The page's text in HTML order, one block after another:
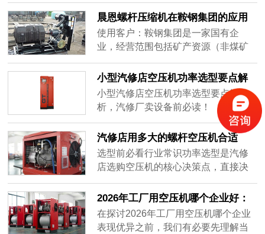
洲、东南亚、中东及非洲，依托海外
合资公司和欧美办事处，进行全球化
的战略经营，铸就晨恩的国内外品牌
地位。晨恩本着“科技无限共启梦想”的
使命，实现客户、合作商、员工及供
应商共赢发展，致力于建设一个持续
进步，基业长青的工业世界。
矿；矿物洗选加工；煤炭开采；煤炭
洗选；固体废物治理；通用设备制造
等。使用晨恩的产品有：CN181-0T有
油螺杆空压机客户评价：轨道交通行
量需求都较大，最怕气量大后会出现
断层现象......
晨恩螺杆压缩机在鞍钢集团的应用
使用客户：鞍钢集团是一家国有企
业，经营范围包括矿产资源（非煤矿
炭开采；煤炭洗选；固体废物治理；
通用设备制造等。使用晨恩的产品
有：CN181-0T有油螺杆空压机客户评
价：轨道交通行业中能使用到压缩空
气的，大多用气量需求都较大，最怕
气量大后会出现断层现象，这个时候
我们对恒压稳定的供气就特别看中
了，晨恩的CN181-0T有油螺杆空压机
可以实现恒压供气，一级能效，节约
了大量生产成本，质量可靠有保证，
气站节能绿色环保，满足国家节能减
排相关规定，并且产品性价比高。同
小型汽修店空压机功率选型要点解
析
小型汽修店空压机功率选型要点解
析，汽修厂卖设备前必读！
汽修店用多大的螺杆空压机合适
选型前必看行业常识功率选型是汽修
店选购空压机的核心决策点，直接决
定日常用气效率、长期电费成本与设
备使用寿命。当前中小功率空压机市
场品类繁杂，很多新手店主缺乏选型
经验，很容易出现功率错配：选小了
2026年工厂用空压机哪个企业好：
最新权威排名与专业指南。
在探讨2026年工厂用空压机哪个企业
表现优异之前，我们有必要先理解当